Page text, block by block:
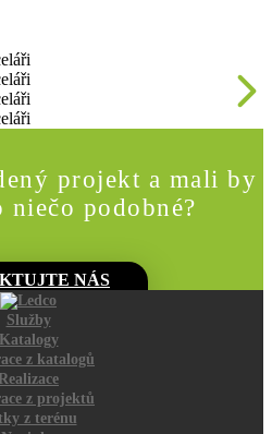
projekt a mali by
niečo podobné?
NÁS
Služby
Katalogy
z katalogů
z projektů
z terénu